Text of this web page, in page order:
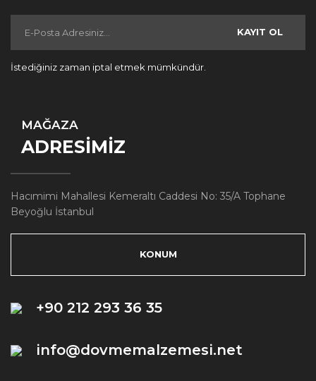
KAYIT OL
İstediğiniz zaman iptal etmek mümkündür.
MAĞAZA
ADRESİMİZ
Hacımimi Mahallesi Kemeraltı Caddesi No: 35/A Tophane
Beyoğlu İstanbul
KONUM
+90 212 293 36 35
info@dovmemalzemesi.net